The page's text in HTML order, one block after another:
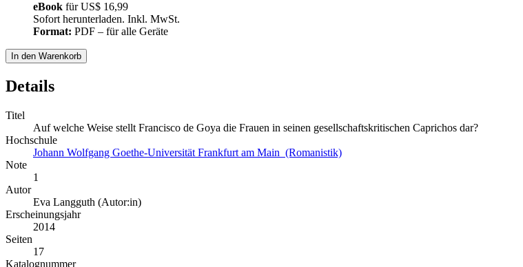
eBook fürUS$ 16,99
Sofort herunterladen. Inkl. MwSt.
Format: PDF – für alle Geräte
In den Warenkorb
Details
Titel
Auf welche Weise stellt Francisco de Goya die Frauen in seinen gesellschaftskritischen Caprichos dar?
Hochschule
Johann Wolfgang Goethe-Universität Frankfurt am Main (Romanistik)
Note
1
Autor
Eva Langguth (Autor:in)
Erscheinungsjahr
2014
Seiten
17
Katalognummer